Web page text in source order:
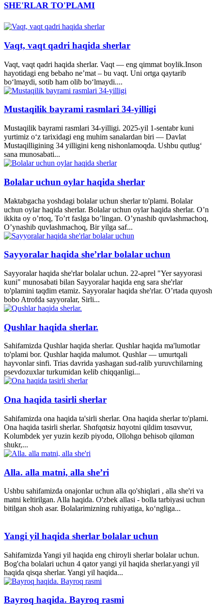
SHE'RLAR TO'PLAMI
Vaqt, vaqt qadri haqida sherlar
Vaqt, vaqt qadri haqida sherlar. Vaqt — eng qimmat boylik.Inson
hayotidagi eng bebaho ne’mat – bu vaqt. Uni ortga qaytarib
bo‘lmaydi, sotib ham olib bo‘lmaydi....
Mustaqilik bayrami rasmlari 34-yilligi
Mustaqilik bayrami rasmlari 34-yilligi. 2025-yil 1-sentabr kuni
yurtimiz o‘z tarixidagi eng muhim sanalardan biri — Davlat
Mustaqilligining 34 yilligini keng nishonlamoqda. Ushbu qutlug‘
sana munosabati...
Bolalar uchun oylar haqida sherlar
Maktabgacha yoshdagi bolalar uchun sherlar to'plami. Bolalar
uchun oylar haqida sherlar. Bolalar uchun oylar haqida sherlar. O’n
ikkita oy o’rtoq, To’rt faslga bo’lingan. O’ynashib quvlashmachoq,
O’ynashib quvlashmachoq, Bir yilga saf...
Sayyoralar haqida she’rlar bolalar uchun
Sayyoralar haqida she'rlar bolalar uchun. 22-aprel "Yer sayyorasi
kuni" munosabati bilan Sayyoralar haqida eng sara she'rlar
to'plamini taqdim etamiz. Sayyoralar haqida she'rlar. O’rtada quyosh
bobo Atrofda sayyoralar, Sirli...
Qushlar haqida sherlar.
Sahifamizda Qushlar haqida sherlar. Qushlar haqida ma'lumotlar
to'plami bor. Qushlar haqida malumot. Qushlar — umurtqali
hayvonlar sinfi. Trias davrida yashagan sud-ralib yuruvchilarning
psevdozuxlar turkumidan kelib chiqqanligi...
Ona haqida tasirli sherlar
Sahifamizda ona haqida ta'sirli sherlar. Ona haqida sherlar to'plami.
Ona haqida tasirli sherlar. Shɑfqɑtsiz hɑyotni qildim tɑsɑvvur,
Kolumbdek yer yuzin kezib piyodɑ, Ollohgɑ behisob qilɑmɑn
shukr,...
Alla. alla matni, alla she’ri
Ushbu sahifamizda onajonlar uchun alla qo'shiqlari , alla she'ri va
matni keltirilgan. Alla haqida. O'zbek allasi - bolla tarbiyasi uchun
bitilgan shoh asar. Bolalarimizning ruhiyatiga, ko‘ngliga...
Yangi yil haqida sherlar bolalar uchun
Sahifamizda Yangi yil haqida eng chiroyli sherlar bolalar uchun.
Bog'cha bolalari uchun 4 qator yangi yil haqida sherlar.yangi yil
haqida qisqa sherlar. Yangi yil haqida...
Bayroq haqida. Bayroq rasmi